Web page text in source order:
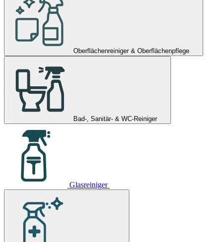
Oberflächenreiniger & Oberflächenpflege
Bad-, Sanitär- & WC-Reiniger
Glasreiniger